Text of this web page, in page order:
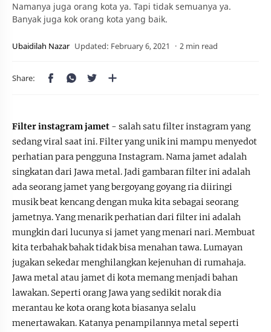
Namanya juga orang kota ya. Tapi tidak semuanya ya.
Banyak juga kok orang kota yang baik.
2 min read
Filter instagram jamet - salah satu filter instagram yang
sedang viral saat ini. Filter yang unik ini mampu menyedot
perhatian para pengguna Instagram. Nama jamet adalah
singkatan dari Jawa metal. Jadi gambaran filter ini adalah
ada seorang jamet yang bergoyang goyang ria diiringi
musik beat kencang dengan muka kita sebagai seorang
jametnya. Yang menarik perhatian dari filter ini adalah
mungkin dari lucunya si jamet yang menari nari. Membuat
kita terbahak bahak tidak bisa menahan tawa. Lumayan
jugakan sekedar menghilangkan kejenuhan di rumahaja.
Jawa metal atau jamet di kota memang menjadi bahan
lawakan. Seperti orang Jawa yang sedikit norak dia
merantau ke kota orang kota biasanya selalu
menertawakan. Katanya penampilannya metal seperti